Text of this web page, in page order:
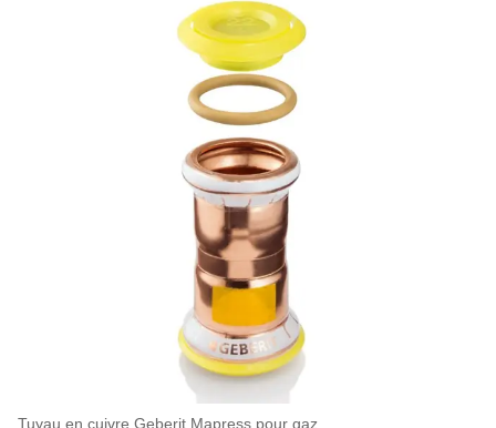
Tuyau en cuivre Geberit Mapress pour gaz